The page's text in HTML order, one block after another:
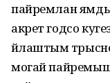
пайремлан
акрет годсо
йӱлаштым
могай